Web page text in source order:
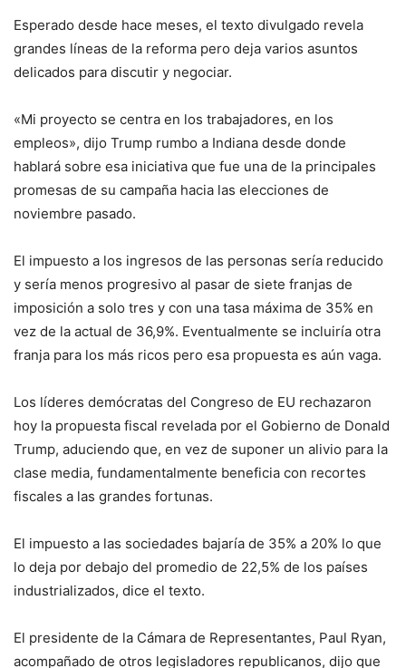
Esperado desde hace meses, el texto divulgado revela
grandes líneas de la reforma pero deja varios asuntos
delicados para discutir y negociar.
«Mi proyecto se centra en los trabajadores, en los
empleos», dijo Trump rumbo a Indiana desde donde
hablará sobre esa iniciativa que fue una de la principales
promesas de su campaña hacia las elecciones de
noviembre pasado.
El impuesto a los ingresos de las personas sería reducido
y sería menos progresivo al pasar de siete franjas de
imposición a solo tres y con una tasa máxima de 35% en
vez de la actual de 36,9%. Eventualmente se incluiría otra
franja para los más ricos pero esa propuesta es aún vaga.
Los líderes demócratas del Congreso de EU rechazaron
hoy la propuesta fiscal revelada por el Gobierno de Donald
Trump, aduciendo que, en vez de suponer un alivio para la
clase media, fundamentalmente beneficia con recortes
fiscales a las grandes fortunas.
El impuesto a las sociedades bajaría de 35% a 20% lo que
lo deja por debajo del promedio de 22,5% de los países
industrializados, dice el texto.
El presidente de la Cámara de Representantes, Paul Ryan,
acompañado de otros legisladores republicanos, dijo que